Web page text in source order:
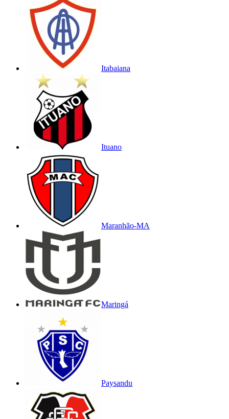
Itabaiana
Ituano
Maranhão-MA
Maringá
Paysandu